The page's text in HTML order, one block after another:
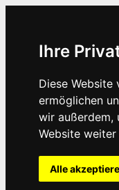
Ihre
Diese Website
ermöglichen
wir außerdem,
Website
Alle